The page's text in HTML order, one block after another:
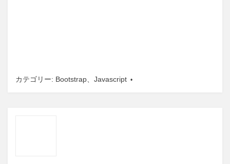
カテゴリー: Bootstrap Javascript